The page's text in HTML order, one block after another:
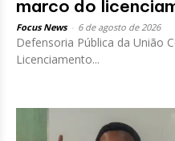
marco do
Focus News 6 de agosto de 2026
Defensoria Pública da União
Licenciamento...